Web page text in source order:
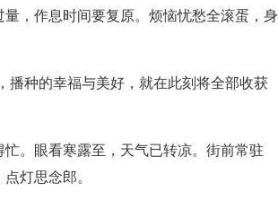
，作息时间要复原。烦恼忧愁全滚蛋，身
播种的幸福与美好，就在此刻将全部收获
。眼看寒露至，天气已转凉。街前常驻
灯思念郎。